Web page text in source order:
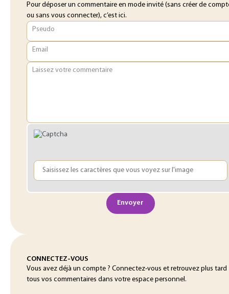
Pour déposer un commentaire en mode invité (sans créer de
ou sans vous connecter), c’est ici.
Pseudo
Email
Laissez votre commentaire
Envoyer
CONNECTEZ-VOUS
Vous avez déjà un compte ? Connectez-vous et retrouvez plus tard
tous vos commentaires dans votre espace personnel.